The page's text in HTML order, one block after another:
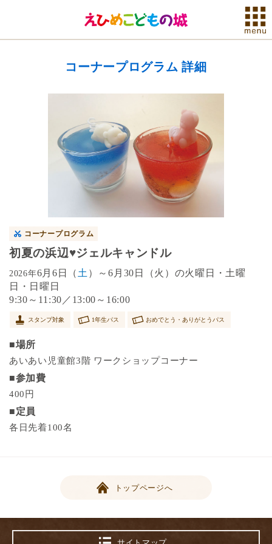
コーナープログラム 詳細
コーナープログラム
初夏の浜辺♥ジェルキャンドル
2026年6月6日（ 土 ）～6月30日（火）の火曜日・土曜
日・日曜日
9:30～11:30／13:00～16:00
スタンプ対象 1年生パス おめでとう・ありがとうパス
■場所
あいあい児童館3階 ワークショップコーナー
■参加費
400円
■定員
各日先着100名
トップページへ